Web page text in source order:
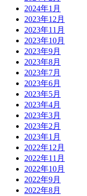
2024年1月
2023年12月
2023年11月
2023年10月
2023年9月
2023年8月
2023年7月
2023年6月
2023年5月
2023年4月
2023年3月
2023年2月
2023年1月
2022年12月
2022年11月
2022年10月
2022年9月
2022年8月